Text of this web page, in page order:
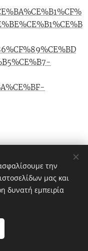
DIRECT,
την
μας και
δυνατή εμπειρία